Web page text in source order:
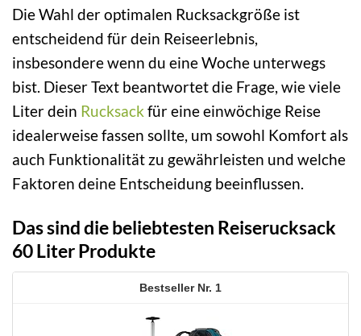
Die Wahl der optimalen Rucksackgröße ist
entscheidend für dein Reiseerlebnis,
insbesondere wenn du eine Woche unterwegs
bist. Dieser Text beantwortet die Frage, wie viele
Liter dein Rucksack für eine einwöchige Reise
idealerweise fassen sollte, um sowohl Komfort als
auch Funktionalität zu gewährleisten und welche
Faktoren deine Entscheidung beeinflussen.
Das sind die beliebtesten Reiserucksack
60 Liter Produkte
1